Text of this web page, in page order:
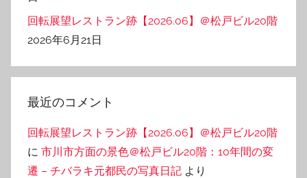
回転展望レストラン跡【2026.06】＠松戸ビル20階
2026年6月21日
最近のコメント
回転展望レストラン跡【2026.06】＠松戸ビル20階
に 市川市方面の景色＠松戸ビル20階：10年間の変
遷 – チバラキ元都民の写真日記 より